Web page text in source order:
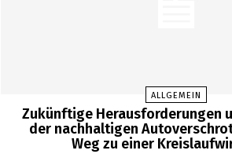
ALLGEMEIN
Zukünftige Herausforderungen
der nachhaltigen
Weg zu einer